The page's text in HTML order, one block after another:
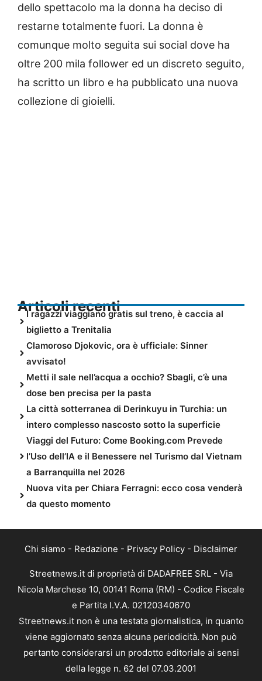
dello spettacolo ma la donna ha deciso di
restarne totalmente fuori. La donna è
comunque molto seguita sui social dove ha
oltre 200 mila follower ed un discreto seguito,
ha scritto un libro e ha pubblicato una nuova
collezione di gioielli.
Articoli recenti
I ragazzi viaggiano gratis sul treno, è caccia al
biglietto a Trenitalia
Clamoroso Djokovic, ora è ufficiale: Sinner
avvisato!
Metti il sale nell’acqua a occhio? Sbagli, c’è una
dose ben precisa per la pasta
La città sotterranea di Derinkuyu in Turchia: un
intero complesso nascosto sotto la superficie
Viaggi del Futuro: Come Booking.com Prevede
l’Uso dell’IA e il Benessere nel Turismo dal Vietnam
a Barranquilla nel 2026
Nuova vita per Chiara Ferragni: ecco cosa venderà
da questo momento
Chi siamo - Redazione - Privacy Policy - Disclaimer
Streetnews.it di proprietà di DADAFREE SRL - Via
Nicola Marchese 10, 00141 Roma (RM) - Codice Fiscale
e Partita I.V.A. 02120340670
Streetnews.it non è una testata giornalistica, in quanto
viene aggiornato senza alcuna periodicità. Non può
pertanto considerarsi un prodotto editoriale ai sensi
della legge n. 62 del 07.03.2001